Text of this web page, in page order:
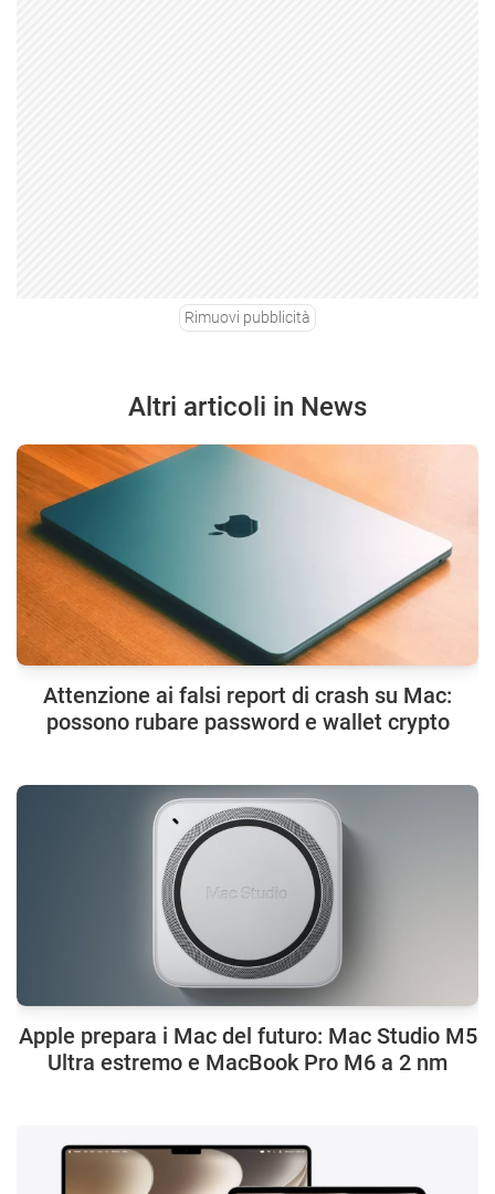
Rimuovi pubblicità
Altri articoli in News
Attenzione ai falsi report di crash su Mac:
possono rubare password e wallet crypto
Apple prepara i Mac del futuro: Mac Studio M5
Ultra estremo e MacBook Pro M6 a 2 nm